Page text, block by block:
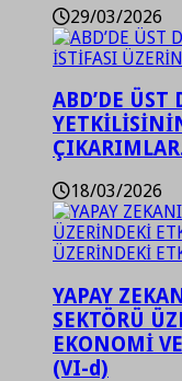
29/03/2026
ABD’DE ÜST
18/03/2026
YAPAY
SEKTÖRÜ
EKONOMİ
(VI-d)